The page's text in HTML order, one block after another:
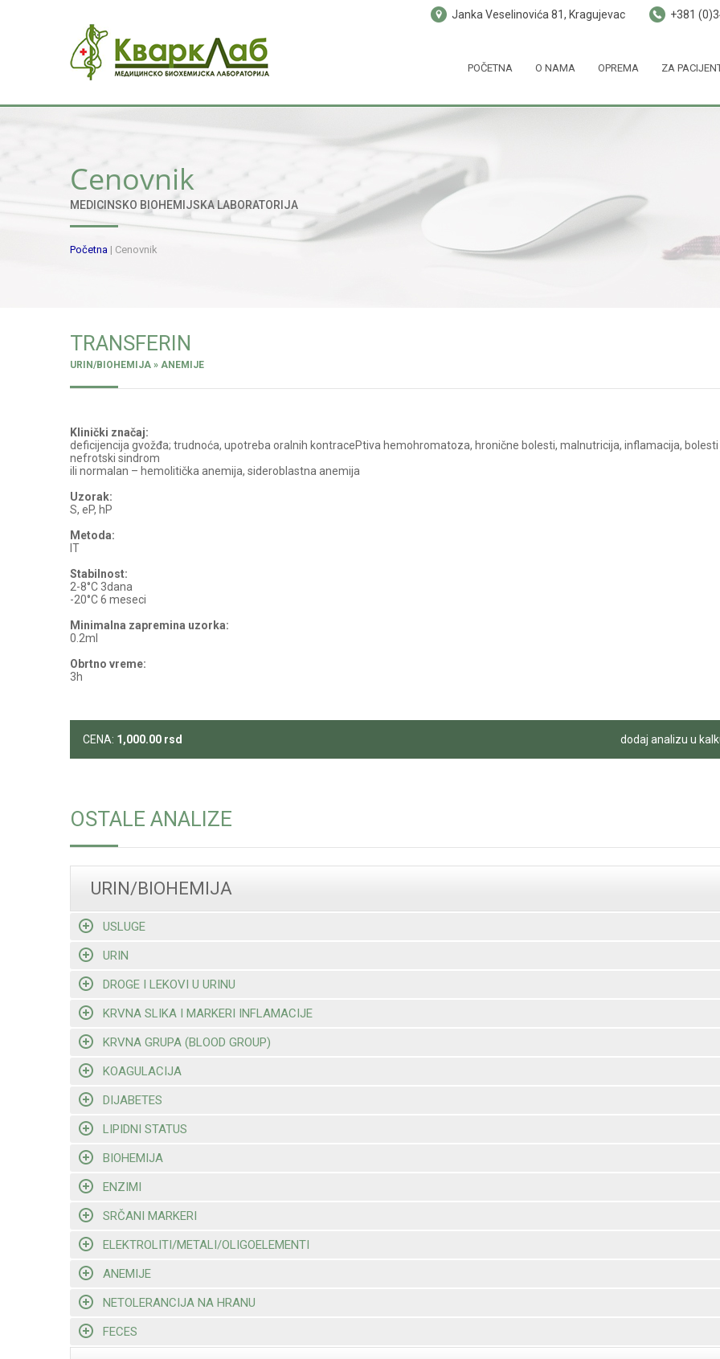
Janka Veselinovića 81, Kragujevac +381
POČETNA O NAMA OPREMA ZA
Cenovnik
MEDICINSKO BIOHEMIJSKA LABORATORIJA
Početna | Cenovnik
TRANSFERIN
URIN/BIOHEMIJA » ANEMIJE
Klinički značaj:
deficijencija gvožđa; trudnoća, upotreba oralnih kontracePtiva hemohromatoza, hronične bolesti, malnutricija, inflamacija, bolesti
nefrotski sindrom
ili normalan – hemolitička anemija, sideroblastna anemija
Uzorak:
S, eP, hP
Metoda:
IT
Stabilnost:
2-8°C 3dana
-20°C 6 meseci
Minimalna zapremina uzorka:
0.2ml
Obrtno vreme:
3h
CENA: 1,000.00 rsd dodaj analizu u
OSTALE ANALIZE
URIN/BIOHEMIJA
USLUGE
URIN
DROGE I LEKOVI U URINU
KRVNA SLIKA I MARKERI INFLAMACIJE
KRVNA GRUPA (BLOOD GROUP)
KOAGULACIJA
DIJABETES
LIPIDNI STATUS
BIOHEMIJA
ENZIMI
SRČANI MARKERI
ELEKTROLITI/METALI/OLIGOELEMENTI
ANEMIJE
NETOLERANCIJA NA HRANU
FECES